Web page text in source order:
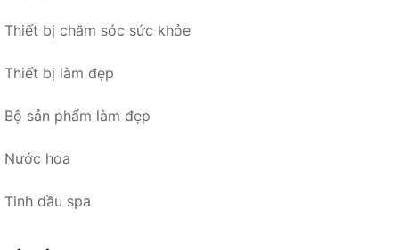
Thiết bị chăm sóc sức khỏe
Thiết bị làm đẹp
Bộ sản phẩm làm đẹp
Nước hoa
Tinh dầu spa